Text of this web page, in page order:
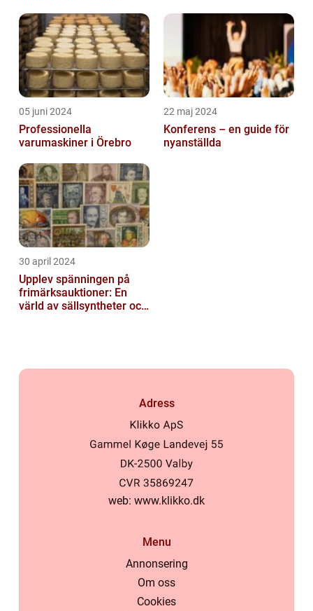
05 juni 2024
Professionella
varumaskiner i Örebro
22 maj 2024
Konferens – en guide för
nyanställda
30 april 2024
Upplev spänningen på
frimärksauktioner: En
värld av sällsyntheter och
Adress
web: www.klikko.dk
Menu
Annonsering
Om oss
Cookies